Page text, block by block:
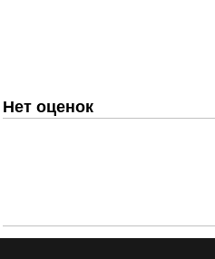
Нет оценок